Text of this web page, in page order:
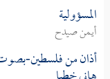
المسؤولية
أيمن صيدح
أذان من فلسطين-